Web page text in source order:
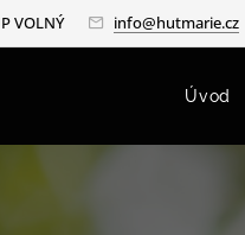
VOLNÝ info@hutmarie.cz
Úvod